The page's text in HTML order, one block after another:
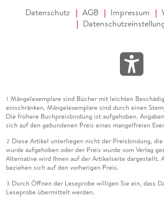
Datenschutz AGB Impressum
1 Mängelexemplare sind Bücher mit leichten
einschränken. Mängelexemplare sind durch einen
Die frühere Buchpreisbindung ist aufgehoben.
sich auf den gebundenen Preis eines mangelfreien
2 Diese Artikel unterliegen nicht der Preisbindung,
wurde aufgehoben oder der Preis wurde vom Verlag
Alternative wird Ihnen auf der Artikelseite dargestellt.
beziehen sich auf den vorherigen Preis.
3 Durch Öffnen der Leseprobe willigen Sie ein, dass
Leseprobe übermittelt werden.